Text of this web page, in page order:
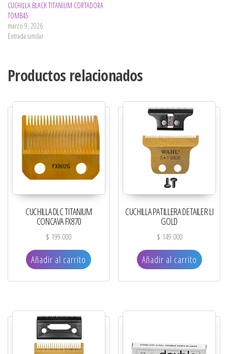
CUCHILLA BLACK TITANIUM CORTADORA
TOMB45
marzo 9, 2026
Entrada similar
Productos relacionados
CUCHILLA DLC TITANIUM
CONCAVA FX870
$ 199.000
Añadir al carrito
CUCHILLA PATILLERA DETAILER LI
GOLD
$ 149.000
Añadir al carrito